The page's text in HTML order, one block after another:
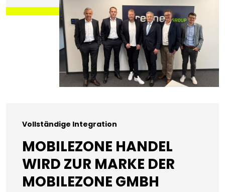
Vollständige Integration
MOBILEZONE HANDEL
WIRD ZUR MARKE DER
MOBILEZONE GMBH